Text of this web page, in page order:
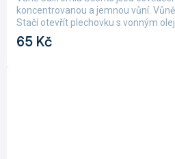
5,0
z
hvězdiček.
65 Kč
koncentrovanou a jemnou vůní.
Stačí otevřít plechovku s vonným